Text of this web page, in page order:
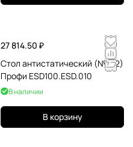
27 814.50 ₽
Стол антистатический (№102)
Профи ESD100.ESD.010
В наличии
В корзину